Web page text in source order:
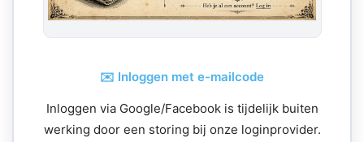
✉️ Inloggen met e-mailcode
Inloggen via Google/Facebook is tijdelijk buiten
werking door een storing bij onze loginprovider.